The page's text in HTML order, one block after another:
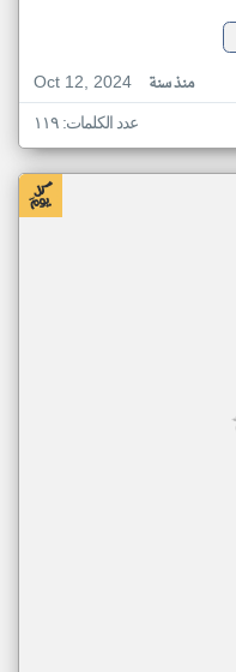
Oct 12, 2024
منذ سنة
عدد الكلمات: ١١٩